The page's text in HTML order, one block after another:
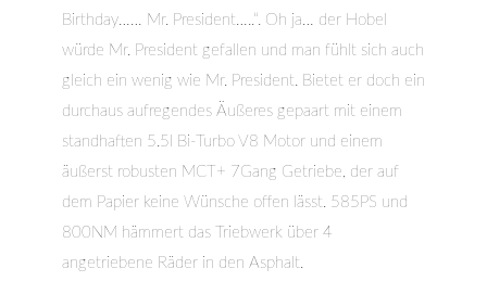
Birthday…… Mr. President…..“. Oh ja… der Hobel
würde Mr. President gefallen und man fühlt sich auch
gleich ein wenig wie Mr. President. Bietet er doch ein
durchaus aufregendes Äußeres gepaart mit einem
standhaften 5.5l Bi-Turbo V8 Motor und einem
äußerst robusten MCT+ 7Gang Getriebe, der auf
dem Papier keine Wünsche offen lässt. 585PS und
800NM hämmert das Triebwerk über 4
angetriebene Räder in den Asphalt.